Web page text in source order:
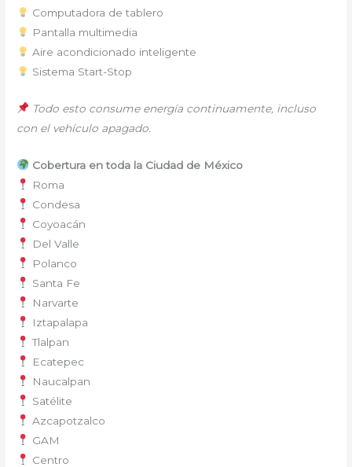
Computadora de tablero
Pantalla multimedia
Aire acondicionado inteligente
Sistema Start-Stop
Todo esto consume energía continuamente, incluso
con el vehículo apagado.
Cobertura en toda la Ciudad de México
Roma
Condesa
Coyoacán
Del Valle
Polanco
Santa Fe
Narvarte
Iztapalapa
Tlalpan
Ecatepec
Naucalpan
Satélite
Azcapotzalco
GAM
Centro